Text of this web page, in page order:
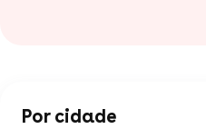
Por cidade